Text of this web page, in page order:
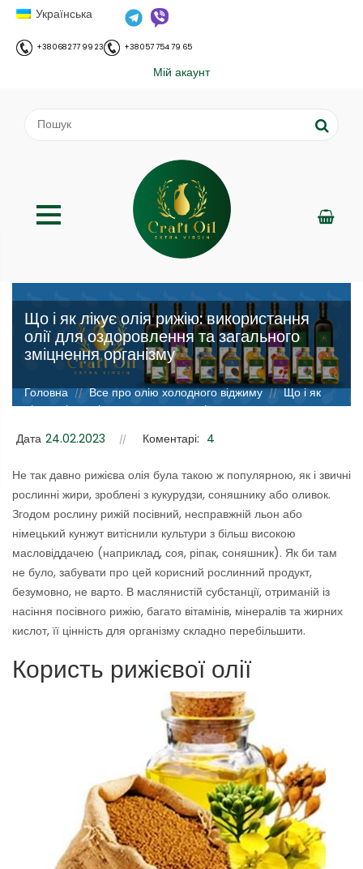
Українська
+38 068 277 99 23 +38 057 754 79 65
Мій акаунт
Що і як лікує олія рижію: використання
олії для оздоровлення та загального
зміцнення організму
;
Головна // Все про олію холодного віджиму // Що і як
лікує олія рижію: використання олії для оздоровлення та
Дата 24.02.2023 Коментарі: 4
Не так давно рижієва олія була такою ж популярною, як і звичні
рослинні жири, зроблені з кукурудзи, соняшнику або оливок.
Згодом рослину рижій посівний, несправжній льон або
німецький кунжут витіснили культури з більш високою
масловіддачею (наприклад, соя, ріпак, соняшник). Як би там
не було, забувати про цей корисний рослинний продукт,
безумовно, не варто. В маслянистій субстанції, отриманій із
насіння посівного рижію, багато вітамінів, мінералів та жирних
кислот, її цінність для організму складно перебільшити.
Користь рижієвої олії